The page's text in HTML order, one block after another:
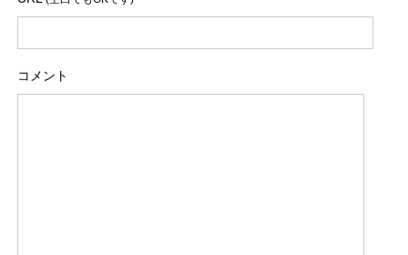
コメント